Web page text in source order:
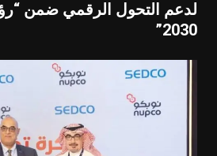
لدعم التحول الرقمي ضمن
2030”